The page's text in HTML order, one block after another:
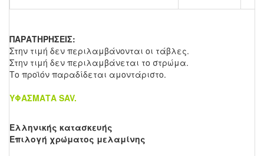
ΠΑΡΑΤΗΡΗΣΕΙΣ:
Στην τιμή δεν περιλαμβάνονται οι τάβλες.
Στην τιμή δεν περιλαμβάνεται το στρώμα.
Το προϊόν παραδίδεται αμοντάριστο.
ΥΦΑΣΜΑΤΑ SAV.
Ελληνικής κατασκευής
Επιλογή χρώματος μελαμίνης